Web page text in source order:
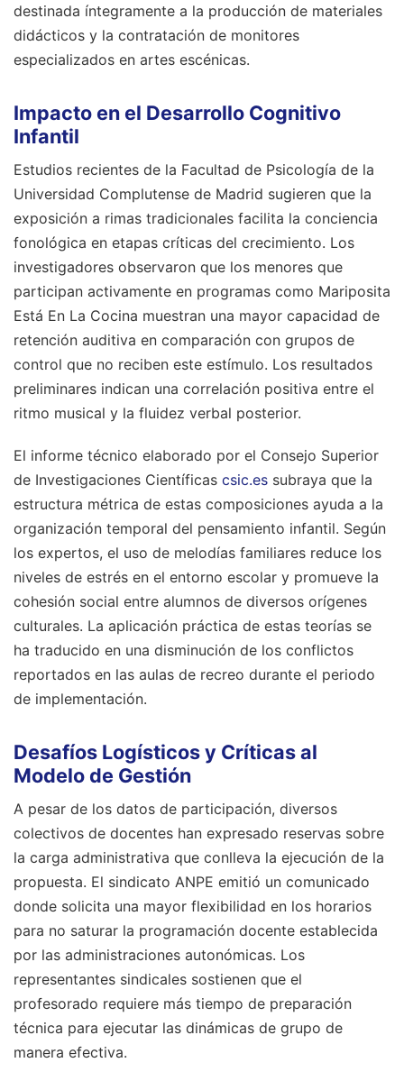
destinada íntegramente a la producción de materiales
didácticos y la contratación de monitores
especializados en artes escénicas.
Impacto en el Desarrollo Cognitivo
Infantil
Estudios recientes de la Facultad de Psicología de la
Universidad Complutense de Madrid sugieren que la
exposición a rimas tradicionales facilita la conciencia
fonológica en etapas críticas del crecimiento. Los
investigadores observaron que los menores que
participan activamente en programas como Mariposita
Está En La Cocina muestran una mayor capacidad de
retención auditiva en comparación con grupos de
control que no reciben este estímulo. Los resultados
preliminares indican una correlación positiva entre el
ritmo musical y la fluidez verbal posterior.
El informe técnico elaborado por el Consejo Superior
de Investigaciones Científicas csic.es subraya que la
estructura métrica de estas composiciones ayuda a la
organización temporal del pensamiento infantil. Según
los expertos, el uso de melodías familiares reduce los
niveles de estrés en el entorno escolar y promueve la
cohesión social entre alumnos de diversos orígenes
culturales. La aplicación práctica de estas teorías se
ha traducido en una disminución de los conflictos
reportados en las aulas de recreo durante el periodo
de implementación.
Desafíos Logísticos y Críticas al
Modelo de Gestión
A pesar de los datos de participación, diversos
colectivos de docentes han expresado reservas sobre
la carga administrativa que conlleva la ejecución de la
propuesta. El sindicato ANPE emitió un comunicado
donde solicita una mayor flexibilidad en los horarios
para no saturar la programación docente establecida
por las administraciones autonómicas. Los
representantes sindicales sostienen que el
profesorado requiere más tiempo de preparación
técnica para ejecutar las dinámicas de grupo de
manera efectiva.